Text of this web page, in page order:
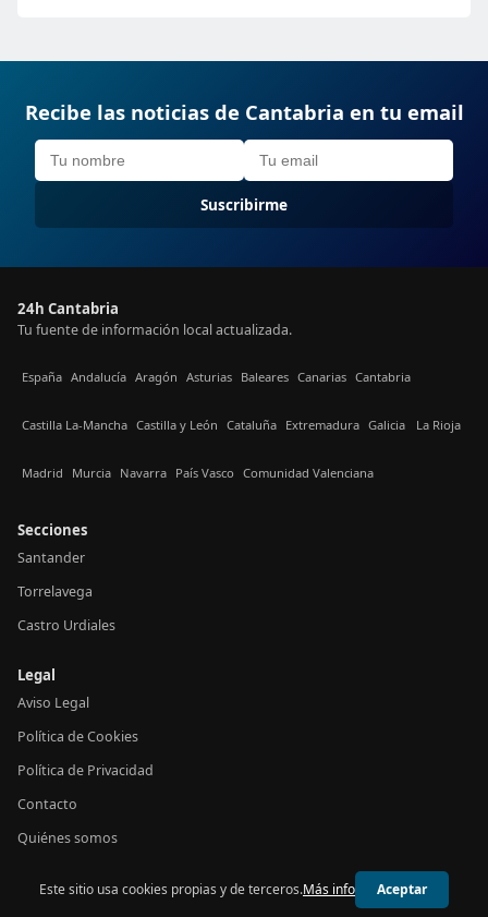
Recibe las noticias de Cantabria en tu email
Suscribirme
24h Cantabria
Tu fuente de información local actualizada.
España Andalucía Aragón Asturias Baleares Canarias Cantabria
Castilla La-Mancha Castilla y León Cataluña Extremadura Galicia La Rioja
Madrid Murcia Navarra País Vasco Comunidad Valenciana
Secciones
Santander
Torrelavega
Castro Urdiales
Legal
Aviso Legal
Política de Cookies
Política de Privacidad
Contacto
Quiénes somos
© 2026 24h Cantabria
Este sitio usa cookies propias y de terceros.Más info Aceptar